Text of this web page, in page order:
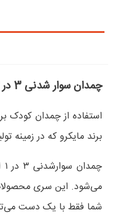
چمدان سوار شدنی 3 در 1 آبی اقیانوسی مایکرو
استفاده از چمدان
برند مایکرو که در
می‌شود. این سری
شما فقط با یک دست